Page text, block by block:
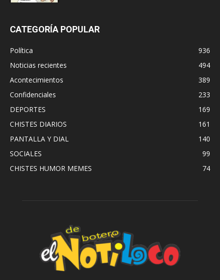
CATEGORÍA POPULAR
Política
936
Noticias recientes
494
Acontecimientos
389
Confidenciales
233
DEPORTES
169
CHISTES DIARIOS
161
PANTALLA Y DIAL
140
SOCIALES
99
CHISTES HUMOR MEMES
74